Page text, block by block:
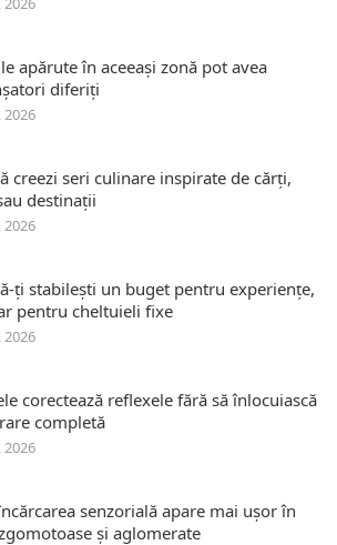
apărute în aceeași zonă pot avea
diferiți
2026
creezi seri culinare inspirate de cărți,
destinații
2026
ți stabilești un buget pentru experiențe,
pentru cheltuieli fixe
2026
corectează reflexele fără să înlocuiască
completă
2026
senzorială apare mai ușor în
și aglomerate